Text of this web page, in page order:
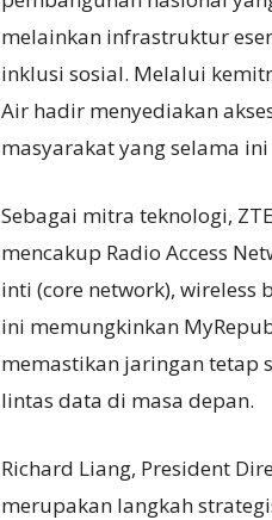
melainkan infrastruktur
inklusi sosial. Melalui
Air hadir menyediakan
masyarakat yang selama
Sebagai mitra teknologi,
mencakup Radio Access
inti (core network), wireless
ini memungkinkan
memastikan jaringan tetap
lintas data di masa depan.
Richard Liang, President
merupakan langkah